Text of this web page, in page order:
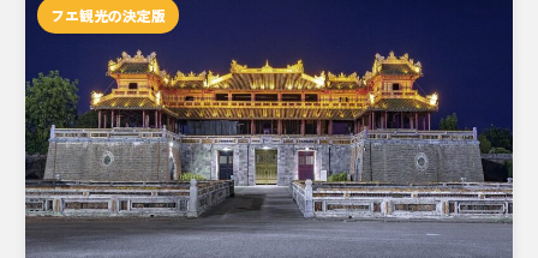
フエ観光の決定版